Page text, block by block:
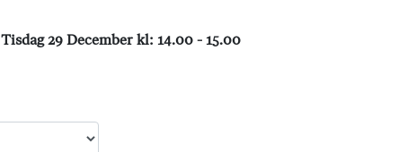
Tisdag 29 December kl: 14.00 - 15.00